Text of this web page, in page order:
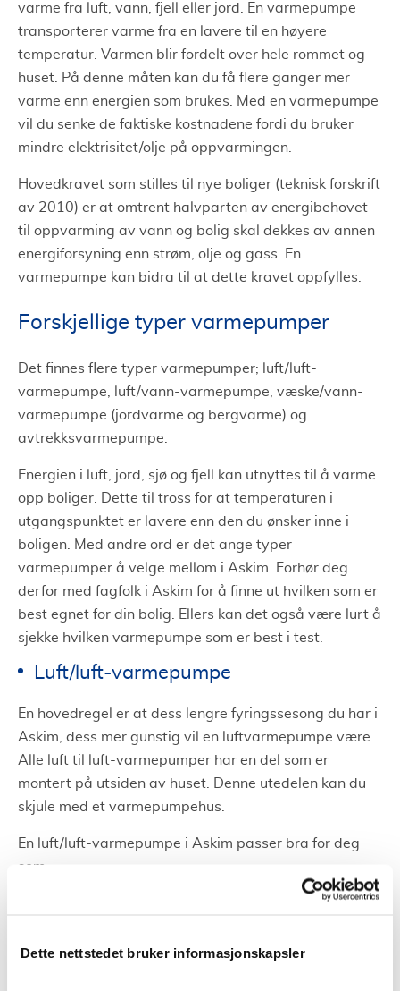
Dette nettstedet bruker informasjonskapsler
varme fra luft, vann, fjell eller jord. En varmepumpe
transporterer varme fra en lavere til en høyere
temperatur. Varmen blir fordelt over hele rommet og
huset. På denne måten kan du få flere ganger mer
varme enn energien som brukes. Med en varmepumpe
vil du senke de faktiske kostnadene fordi du bruker
mindre elektrisitet/olje på oppvarmingen.
Hovedkravet som stilles til nye boliger (teknisk forskrift
av 2010) er at omtrent halvparten av energibehovet
til oppvarming av vann og bolig skal dekkes av annen
energiforsyning enn strøm, olje og gass. En
varmepumpe kan bidra til at dette kravet oppfylles.
Forskjellige typer varmepumper
Det finnes flere typer varmepumper; luft/luft-
varmepumpe, luft/vann-varmepumpe, væske/vann-
varmepumpe (jordvarme og bergvarme) og
avtrekksvarmepumpe.
Energien i luft, jord, sjø og fjell kan utnyttes til å varme
opp boliger. Dette til tross for at temperaturen i
utgangspunktet er lavere enn den du ønsker inne i
boligen. Med andre ord er det ange typer
varmepumper å velge mellom i Askim. Forhør deg
derfor med fagfolk i Askim for å finne ut hvilken som er
best egnet for din bolig. Ellers kan det også være lurt å
sjekke hvilken varmepumpe som er best i test.
Luft/luft-varmepumpe
En hovedregel er at dess lengre fyringssesong du har i
Askim, dess mer gunstig vil en luftvarmepumpe være.
Alle luft til luft-varmepumper har en del som er
montert på utsiden av huset. Denne utedelen kan du
skjule med et varmepumpehus.
En luft/luft-varmepumpe i Askim passer bra for deg
som:
vintre